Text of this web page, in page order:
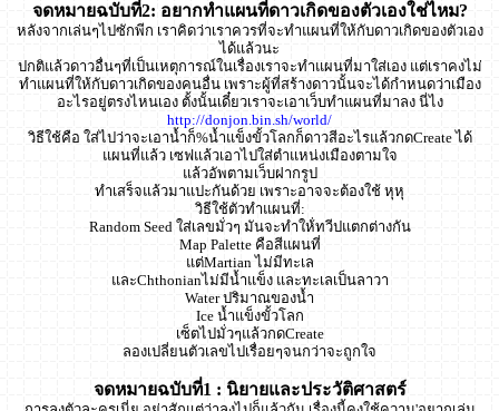
จดหมายฉบับที่2: อยากทำแผนที่ดาวเกิดของตัวเองใช่ไหม?
หลังจากเล่นๆไปซักพีก เราคิดว่าเราควรที่จะทำแผนที่ให้กับดาวเกิดของตัวเอง
ได้แล้วนะ
ปกติแล้วดาวอื่นๆที่เป็นเหตุการณ์ในเรื่องเราจะทำแผนที่มาใส่เอง แต่เราคงไม่
ทำแผนที่ให้กับดาวเกิดของคนอื่น เพราะผู้ที่สร้างดาวนั้นจะได้กำหนดว่าเมือง
อะไรอยู่ตรงไหนเอง ตั้งนั้นเดี๋ยวเราจะเอาเว็บทำแผนที่มาลง นี่ไง
http://donjon.bin.sh/world/
วิธีใช้คือ ใส่ไปว่าจะเอาน้ำก็%น้ำแข็งขั้วโลกก็ดาวสีอะไรแล้วกดCreate ได้
แผนที่แล้ว เซฟแล้วเอาไปใส่ตำแหน่งเมืองตามใจ
แล้วอัพตามเว็บฝากรูป
ทำเสร็จแล้วมาแปะกันด้วย เพราะอาจจะต้องใช้ หุหุ
วิธีใช้ตัวทำแผนที่:
Random Seed ใส่เลขมั่วๆ มันจะทำให้่ทวีปแตกต่างกัน
Map Palette คือสีแผนที่
แต่Martian ไม่มีทะเล
และChthonianไม่มีน้ำแข็ง และทะเลเป็นลาวา
Water ปริมาณของน้ำ
Ice น้ำแข็งขั้วโลก
เซ็ตไปมั่วๆแล้วกดCreate
ลองเปลี่ยนตัวเลขไปเรื่อยๆจนกว่าจะถูกใจ
จดหมายฉบับที่1 : นิยายและประวัติศาสตร์